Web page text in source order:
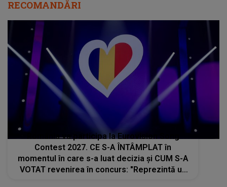
România va participa la Eurovision Song
Contest 2027. CE S-A ÎNTÂMPLAT în
momentul în care s-a luat decizia și CUM S-A
VOTAT revenirea în concurs: "Reprezintă un
proiect strategic de..."